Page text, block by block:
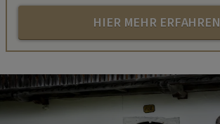
HIER MEHR ERFAHREN